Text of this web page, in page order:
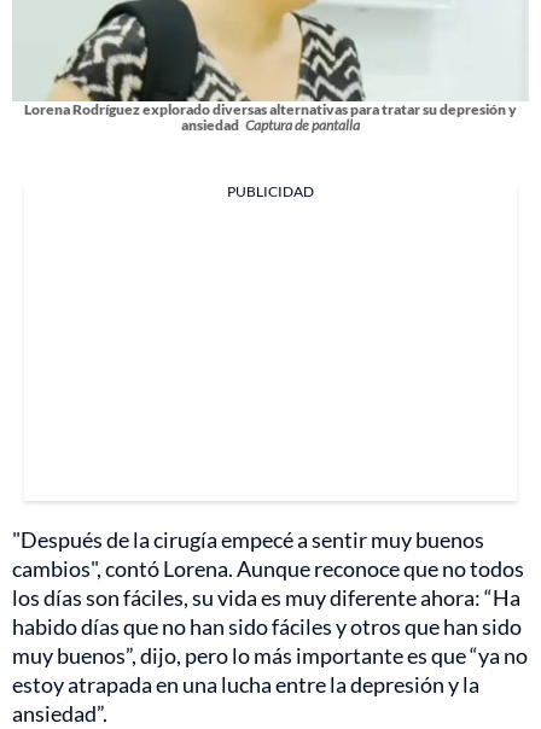
Lorena Rodríguez explorado diversas alternativas para tratar su depresión y
ansiedad Captura de pantalla
PUBLICIDAD
"Después de la cirugía empecé a sentir muy buenos
cambios", contó Lorena. Aunque reconoce que no todos
los días son fáciles, su vida es muy diferente ahora: “Ha
habido días que no han sido fáciles y otros que han sido
muy buenos”, dijo, pero lo más importante es que “ya no
estoy atrapada en una lucha entre la depresión y la
ansiedad”.